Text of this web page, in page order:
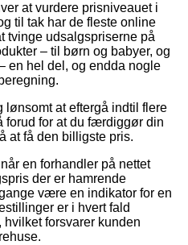
at vurdere prisniveauet i
til tak har de fleste online
tvinge udsalgspriserne på
– til børn og babyer, og
en hel del, og endda nogle
lønsomt at eftergå indtil flere
forud for at du færdiggør din
at få den billigste pris.
en forhandler på nettet
der er hamrende
være en indikator for en
er i hvert fald
forsvarer kunden